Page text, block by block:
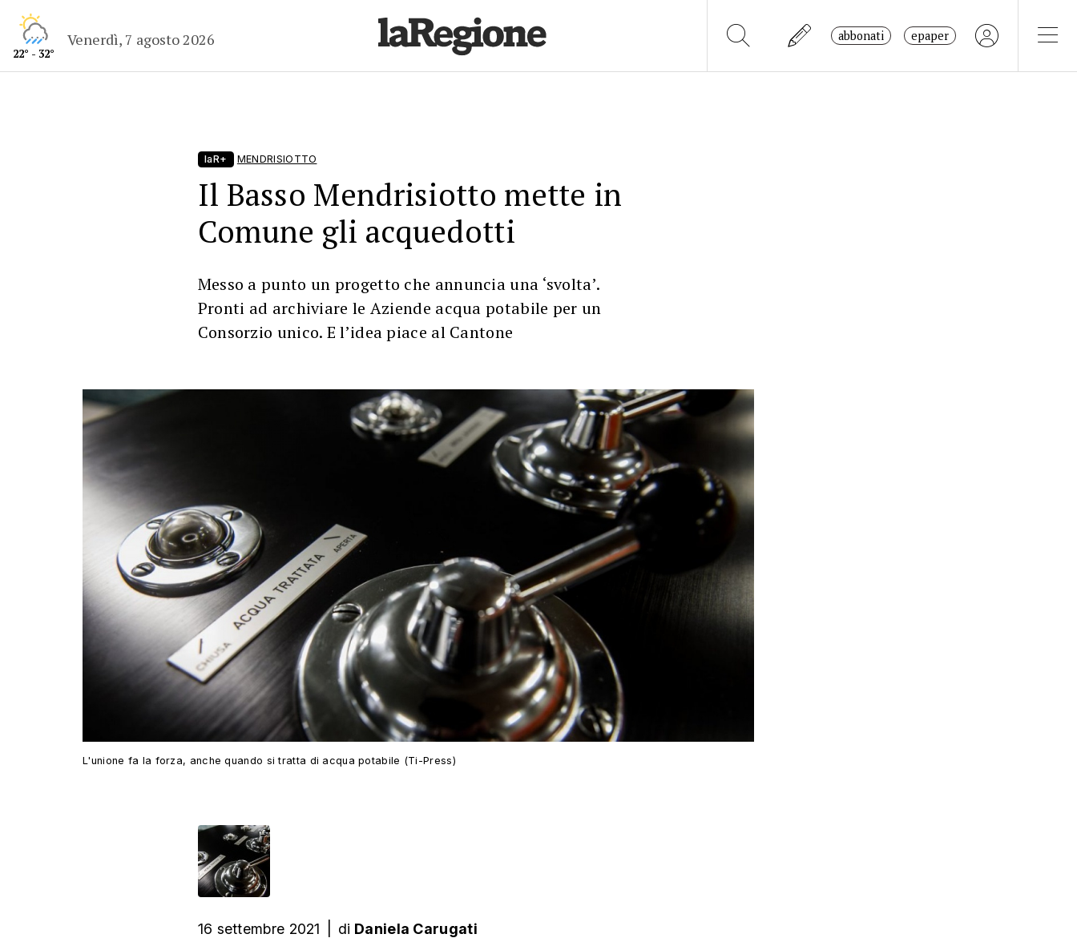
22° - 32°
Venerdì, 7 agosto 2026 abbonati epaper
laR+ MENDRISIOTTO
Il Basso Mendrisiotto mette in
Comune gli acquedotti
Messo a punto un progetto che annuncia una ‘svolta’.
Pronti ad archiviare le Aziende acqua potabile per un
Consorzio unico. E l’idea piace al Cantone
L'unione fa la forza, anche quando si tratta di acqua potabile (Ti-Press)
16 settembre 2021 di Daniela Carugati